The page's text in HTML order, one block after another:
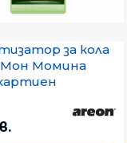
за кола
Момина